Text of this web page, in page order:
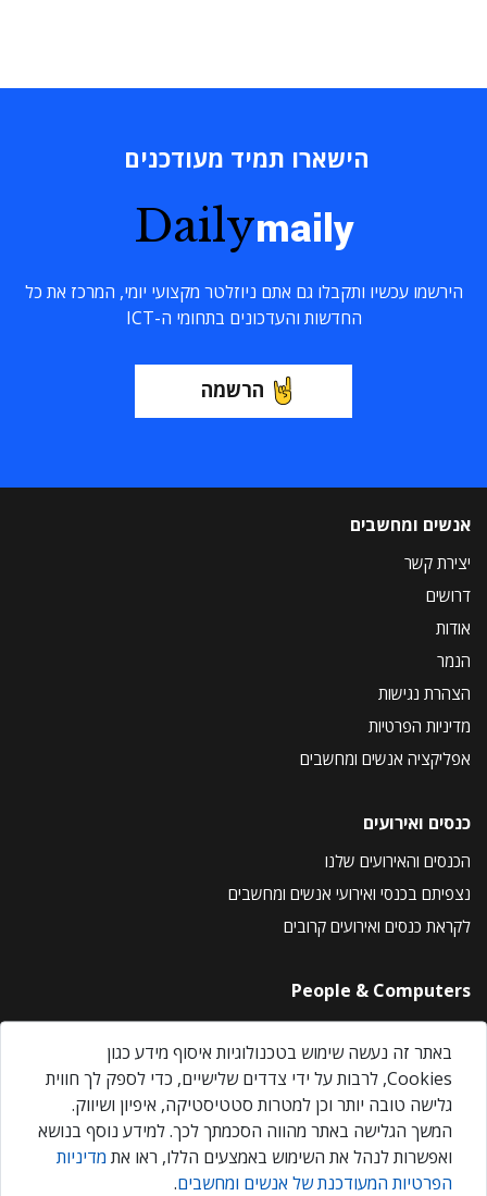
הישארו תמיד מעודכנים
Dailymaily
הירשמו עכשיו ותקבלו גם אתם ניוזלטר מקצועי יומי, המרכז את כל
החדשות והעדכונים בתחומי ה-ICT
הרשמה
אנשים ומחשבים
יצירת קשר
דרושים
אודות
הנמר
הצהרת נגישות
מדיניות הפרטיות
אפליקציה אנשים ומחשבים
כנסים ואירועים
הכנסים והאירועים שלנו
נצפיתם בכנסי ואירועי אנשים ומחשבים
לקראת כנסים ואירועים קרובים
People & Computers
About Us
Privacy Policy
Contact Us
Our Events
באתר זה נעשה שימוש בטכנולוגיות איסוף מידע כגון
Cookies, לרבות על ידי צדדים שלישיים, כדי לספק לך חווית
גלישה טובה יותר וכן למטרות סטטיסטיקה, איפיון ושיווק.
המשך הגלישה באתר מהווה הסכמתך לכך. למידע נוסף בנושא
ואפשרות לנהל את השימוש באמצעים הללו, ראו את מדיניות
הפרטיות המעודכנת של אנשים ומחשבים.